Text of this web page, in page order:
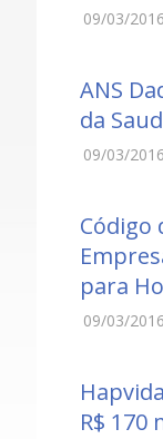
09/03/2016
ANS
da
09/03/2016
Código
para
09/03/2016
R$